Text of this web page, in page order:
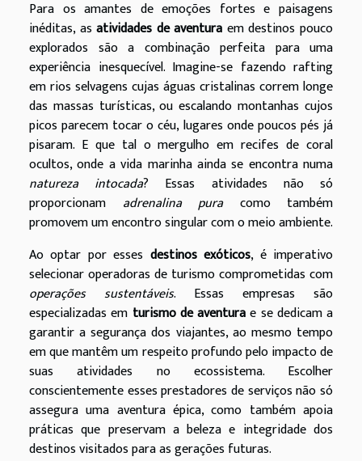
Para os amantes de emoções fortes e paisagens
inéditas, asatividades de aventura em destinos pouco
explorados são a combinação perfeita para uma
experiência inesquecível. Imagine-se fazendo rafting
em rios selvagens cujas águas cristalinas correm longe
das massas turísticas, ou escalando montanhas cujos
picos parecem tocar o céu, lugares onde poucos pés já
pisaram. E que tal o mergulho em recifes de coral
ocultos, onde a vida marinha ainda se encontra numa
natureza intocada? Essas atividades não só
proporcionam adrenalina puracomo também
promovem um encontro singular com o meio ambiente.
Ao optar por esses destinos exóticos, é imperativo
selecionar operadoras de turismo comprometidas com
operações sustentáveis. Essas empresas são
especializadas em turismo de aventurae se dedicam a
garantir a segurança dos viajantes, ao mesmo tempo
em que mantêm um respeito profundo pelo impacto de
suas atividades no ecossistema. Escolher
conscientemente esses prestadores de serviços não só
assegura uma aventura épica, como também apoia
práticas que preservam a beleza e integridade dos
destinos visitados para as gerações futuras.